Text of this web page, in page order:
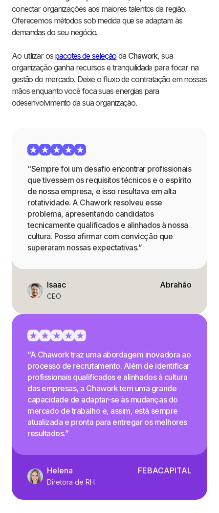
conectar organizações aos maiores talentos da região.
Oferecemos métodos sob medida que se adaptam às
demandas do seu negócio.
Ao utilizar os pacotes de seleção da Chawork, sua
organização ganha recursos e tranquilidade para focar na
gestão do mercado. Deixe o fluxo de contratação em nossas
mãos enquanto você foca suas energias para
odesenvolvimento da sua organização.
“Sempre foi um desafio encontrar profissionais
que tivessem os requisitos técnicos e o espírito
de nossa empresa, e isso resultava em alta
rotatividade. A Chawork resolveu esse
problema, apresentando candidatos
tecnicamente qualificados e alinhados à nossa
cultura. Posso afirmar com convicção que
superaram nossas expectativas.”
Isaac
CEO
Abrahão
“A Chawork traz uma abordagem inovadora ao
processo de recrutamento. Além de identificar
profissionais qualificados e alinhados à cultura
das empresas, a Chawork tem uma grande
capacidade de adaptar-se às mudanças do
mercado de trabalho e, assim, está sempre
atualizada e pronta para entregar os melhores
resultados.”
Helena
Diretora de RH
FEBACAPITAL